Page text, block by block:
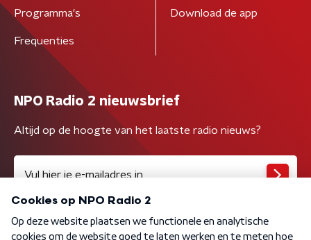
Programma's
Frequenties
Download de app
NPO Radio 2 nieuwsbrief
Altijd op de hoogte van het laatste radio nieuws?